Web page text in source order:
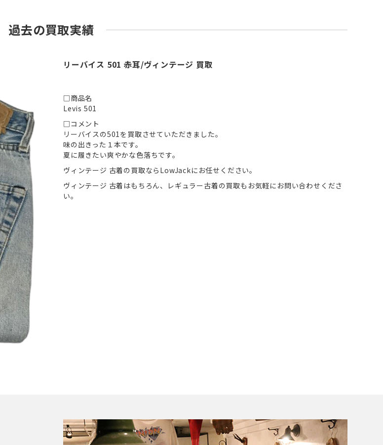
過去の買取実績
リーバイス 501 赤耳/ヴィンテージ 買取
□商品名
Levis 501
□コメント
リーバイスの501を買取させていただきました。
味の出きった１本です。
夏に履きたい爽やかな色落ちです。
ヴィンテージ 古着の買取ならLowJackにお任せください。
ヴィンテージ 古着はもちろん、レギュラー古着の買取もお気軽にお問い合わせくださ
い。